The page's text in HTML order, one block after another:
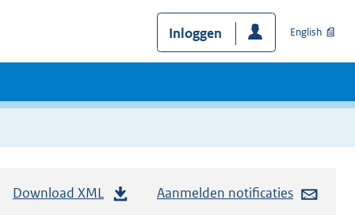
Inloggen English
Download XML Aanmelden notificaties